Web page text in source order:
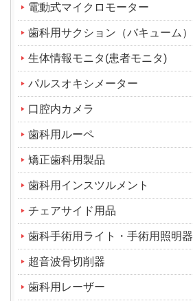
電動式マイクロモーター
歯科用サクション（バキューム）
生体情報モニタ(患者モニタ)
パルスオキシメーター
口腔内カメラ
歯科用ルーペ
矯正歯科用製品
歯科用インスツルメント
チェアサイド用品
歯科手術用ライト・手術用照明器
超音波骨切削器
歯科用レーザー